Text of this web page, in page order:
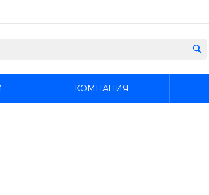
КОМПАНИЯ